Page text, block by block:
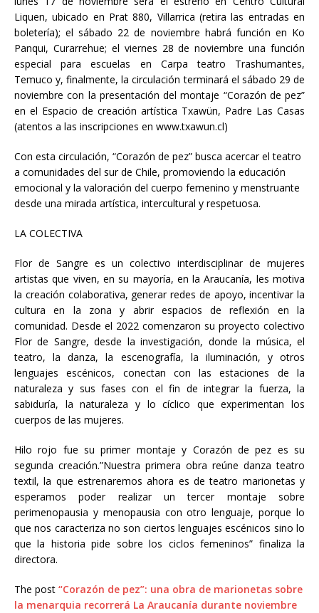
Liquen, ubicado en Prat 880, Villarrica (retira las entradas en
boletería); el sábado 22 de noviembre habrá función en Ko
Panqui, Curarrehue; el viernes 28 de noviembre una función
especial para escuelas en Carpa teatro Trashumantes,
Temuco y, finalmente, la circulación terminará el sábado 29 de
noviembre con la presentación del montaje “Corazón de pez”
en el Espacio de creación artística Txawün, Padre Las Casas
(atentos a las inscripciones en www.txawun.cl)
Con esta circulación, “Corazón de pez” busca acercar el teatro
a comunidades del sur de Chile, promoviendo la educación
emocional y la valoración del cuerpo femenino y menstruante
desde una mirada artística, intercultural y respetuosa.
LA COLECTIVA
Flor de Sangre es un colectivo interdisciplinar de mujeres
artistas que viven, en su mayoría, en la Araucanía, les motiva
la creación colaborativa, generar redes de apoyo, incentivar la
cultura en la zona y abrir espacios de reflexión en la
comunidad. Desde el 2022 comenzaron su proyecto colectivo
Flor de Sangre, desde la investigación, donde la música, el
teatro, la danza, la escenografía, la iluminación, y otros
lenguajes escénicos, conectan con las estaciones de la
naturaleza y sus fases con el fin de integrar la fuerza, la
sabiduría, la naturaleza y lo cíclico que experimentan los
cuerpos de las mujeres.
Hilo rojo fue su primer montaje y Corazón de pez es su
segunda creación.”Nuestra primera obra reúne danza teatro
textil, la que estrenaremos ahora es de teatro marionetas y
esperamos poder realizar un tercer montaje sobre
perimenopausia y menopausia con otro lenguaje, porque lo
que nos caracteriza no son ciertos lenguajes escénicos sino lo
que la historia pide sobre los ciclos femeninos” finaliza la
directora.
The post “Corazón de pez”: una obra de marionetas sobre
la menarquia recorrerá La Araucanía durante noviembre